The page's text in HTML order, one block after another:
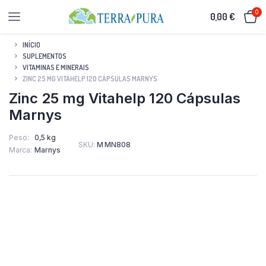
0,00€ 0
INÍCIO
SUPLEMENTOS
VITAMINAS E MINERAIS
ZINC 25 MG VITAHELP 120 CÁPSULAS MARNYS
Zinc 25 mg Vitahelp 120 Cápsulas
Marnys
Peso
0,5 kg
Marca Marnys
SKU: M MN808